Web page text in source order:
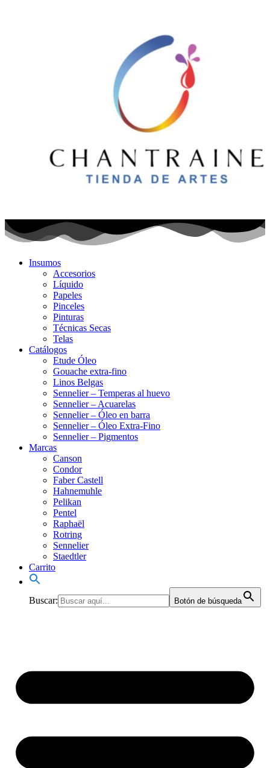
Insumos
Accesorios
Líquido
Papeles
Pinceles
Pinturas
Técnicas Secas
Telas
Catálogos
Etude Óleo
Gouache extra-fino
Linos Belgas
Sennelier – Temperas al huevo
Sennelier – Acuarelas
Sennelier – Óleo en barra
Sennelier – Óleo Extra-Fino
Sennelier – Pigmentos
Marcas
Canson
Condor
Faber Castell
Hahnemuhle
Pelikan
Pentel
Raphaël
Rotring
Sennelier
Staedtler
Carrito
Buscar: Botón de búsqueda